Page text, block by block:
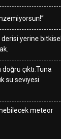
yerine bitkisel
çıktı:Tuna
su seviyesi
meteor